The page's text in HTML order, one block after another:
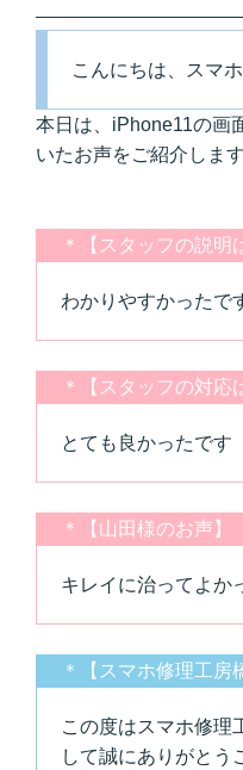
こんにちは、スマ
本日は、iPhone11の画
いたお声をご紹介しま
＊【スタッフの説明
わかりやすかったで
＊【スタッフの対応
とても良かったです
＊【山田様のお声】
キレイに治ってよか
＊【スマホ修理工
この度はスマホ修理
して誠にありがとう